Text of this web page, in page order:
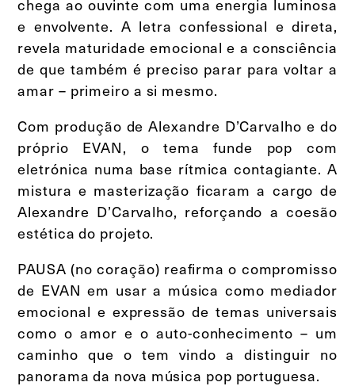
chega ao ouvinte com uma energia luminosa
e envolvente. A letra confessional e direta,
revela maturidade emocional e a consciência
de que também é preciso parar para voltar a
amar – primeiro a si mesmo.
Com produção de Alexandre D’Carvalho e do
próprio EVAN, o tema funde pop com
eletrónica numa base rítmica contagiante. A
mistura e masterização ficaram a cargo de
Alexandre D’Carvalho, reforçando a coesão
estética do projeto.
PAUSA (no coração) reafirma o compromisso
de EVAN em usar a música como mediador
emocional e expressão de temas universais
como o amor e o auto-conhecimento – um
caminho que o tem vindo a distinguir no
panorama da nova música pop portuguesa.